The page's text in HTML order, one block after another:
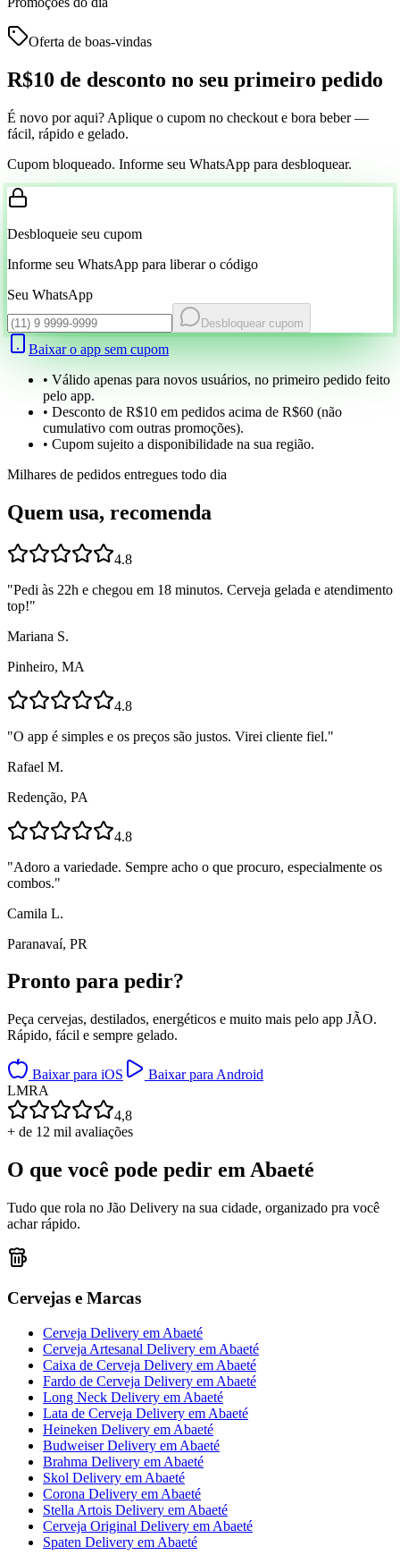
Oferta de boas-vindas
R$10 de desconto no seu primeiro pedido
É novo por aqui? Aplique o cupom no checkout e bora beber —
fácil, rápido e gelado.
Cupom bloqueado. Informe seu WhatsApp para desbloquear.
Desbloqueie seu cupom
Informe seu WhatsApp para liberar o código
Seu WhatsApp
Desbloquear cupom
Baixar o app sem cupom
• Válido apenas para novos usuários, no primeiro pedido feito
pelo app.
• Desconto de R$10 em pedidos acima de R$60 (não
cumulativo com outras promoções).
• Cupom sujeito a disponibilidade na sua região.
Milhares de pedidos entregues todo dia
Quem usa, recomenda
4.8
"Pedi às 22h e chegou em 18 minutos. Cerveja gelada e atendimento
top!"
Mariana S.
Pinheiro, MA
4.8
"O app é simples e os preços são justos. Virei cliente fiel."
Rafael M.
Redenção, PA
4.8
"Adoro a variedade. Sempre acho o que procuro, especialmente os
combos."
Camila L.
Paranavaí, PR
Pronto para pedir?
Peça cervejas, destilados, energéticos e muito mais pelo app JÃO.
Rápido, fácil e sempre gelado.
Baixar para iOS
Baixar para Android
LMRA
4,8
+ de 12 mil avaliações
O que você pode pedir emAbaeté
Tudo que rola no Jão Delivery na sua cidade, organizado pra você
achar rápido.
Cervejas e Marcas
Cerveja Delivery em Abaeté
Cerveja Artesanal Delivery em Abaeté
Caixa de Cerveja Delivery em Abaeté
Fardo de Cerveja Delivery em Abaeté
Long Neck Delivery em Abaeté
Lata de Cerveja Delivery em Abaeté
Heineken Delivery em Abaeté
Budweiser Delivery em Abaeté
Brahma Delivery em Abaeté
Skol Delivery em Abaeté
Corona Delivery em Abaeté
Stella Artois Delivery em Abaeté
Cerveja Original Delivery em Abaeté
Spaten Delivery em Abaeté